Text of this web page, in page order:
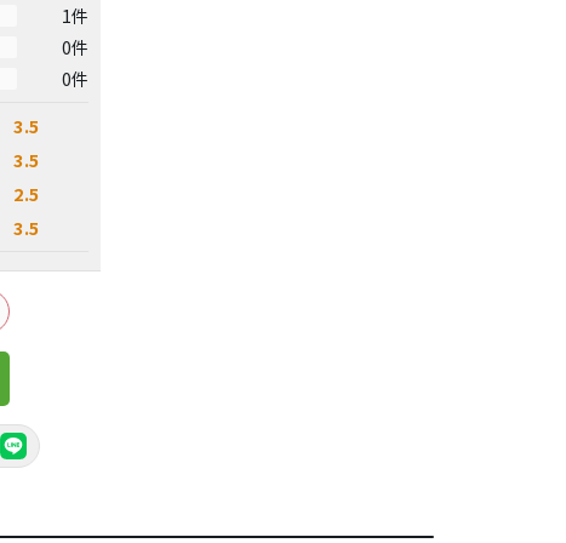
1件
0件
0件
3.5
3.5
2.5
3.5